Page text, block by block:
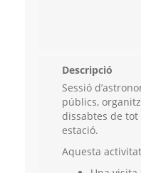
Descripció
Sessió
públics,
dissabtes de tot
estació.
Aquesta